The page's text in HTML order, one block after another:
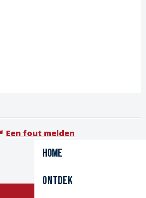
Home
Ontdek
Een fout melden